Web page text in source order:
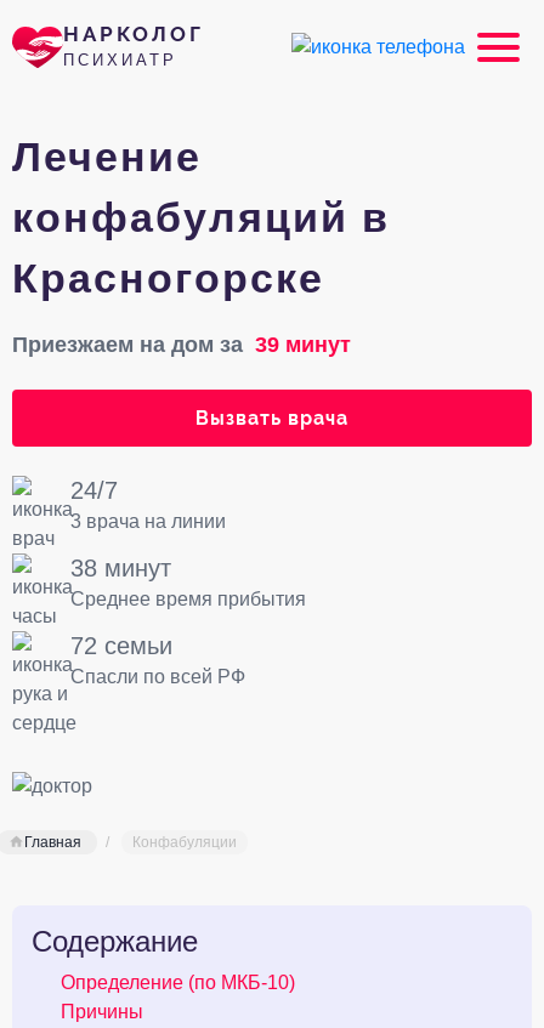
НАРКОЛОГ
ПСИХИАТР
Лечение
конфабуляций в
Красногорске
Приезжаем на дом за 39 минут
Вызвать врача
24/7
3 врача на линии
38 минут
Среднее время прибытия
72 семьи
Спасли по всей РФ
Главная Конфабуляции
Содержание
Определение (по МКБ-10)
Причины